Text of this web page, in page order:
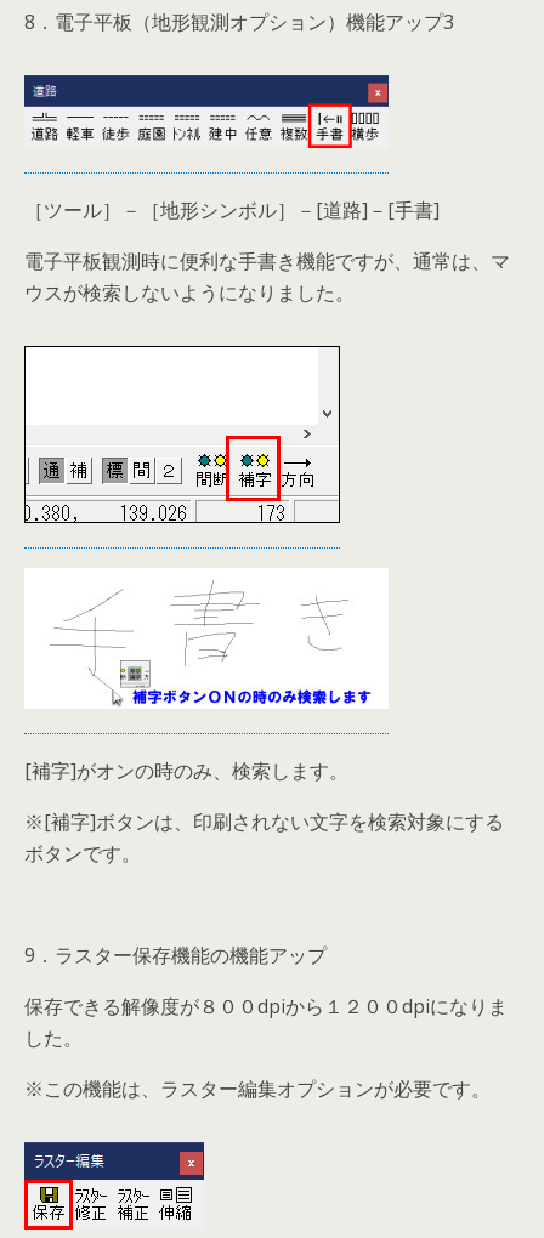
8．電子平板（地形観測オプション）機能アップ3
［ツール］－［地形シンボル］－[道路]－[手書]
電子平板観測時に便利な手書き機能ですが、通常は、マ
ウスが検索しないようになりました。
[補字]がオンの時のみ、検索します。
※[補字]ボタンは、印刷されない文字を検索対象にする
ボタンです。
9．ラスター保存機能の機能アップ
保存できる解像度が８００dpiから１２００dpiになりま
した。
※この機能は、ラスター編集オプションが必要です。